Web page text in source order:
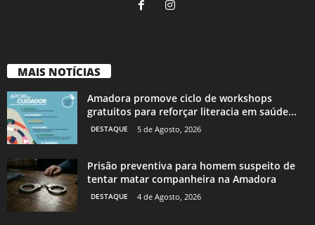
MAIS NOTÍCIAS
Amadora promove ciclo de workshops
gratuitos para reforçar literacia em saúde...
DESTAQUE 5 de Agosto, 2026
Prisão preventiva para homem suspeito de
tentar matar companheira na Amadora
DESTAQUE 4 de Agosto, 2026